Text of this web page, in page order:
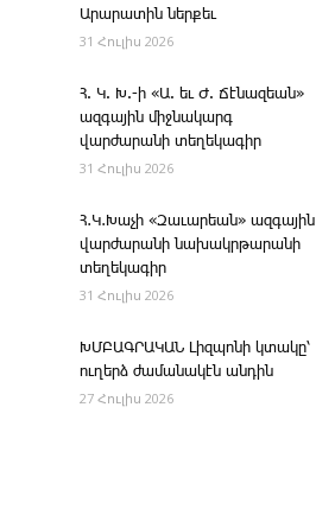
Արարատին ներքեւ
31 Հուլիս 2026
Հ. Կ. Խ.-ի «Ա. եւ Ժ. ­Ճէնազեան»
ազգային միջնակարգ
վարժարանի տեղեկագիր
31 Հուլիս 2026
Հ․Կ․Խաչի «Զաւարեան» ազգային
վարժարանի նախակրթարանի
տեղեկագիր
31 Հուլիս 2026
ԽՄԲԱԳՐԱԿԱՆ ­Լիզպոնի կտակը՝
ուղերձ ժամանակէն անդին
27 Հուլիս 2026